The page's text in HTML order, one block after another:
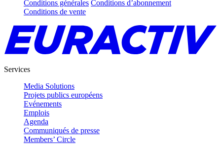
Conditions générales Conditions d’abonnement
Conditions de vente
Services
Media Solutions
Projets publics européens
Evénements
Emplois
Agenda
Communiqués de presse
Members’ Circle